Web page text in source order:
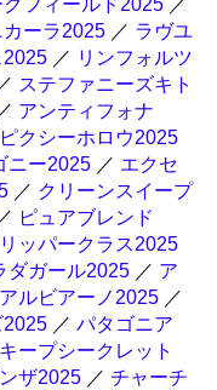
クフィールド2025 ／
カーラ2025 ／ ラヴユ
2025 ／ リンフォルツ
ステファニーズキト
アンティフォナ
ピクシーホロウ2025
ニー2025 ／ エクセ
／ クリーンスイープ
ピュアブレンド
ッパークラス2025
ダガール2025 ／ ア
アルビアーノ2025 ／
2025 ／ パタゴニア
キープシークレット
ザ2025 ／ チャーチ